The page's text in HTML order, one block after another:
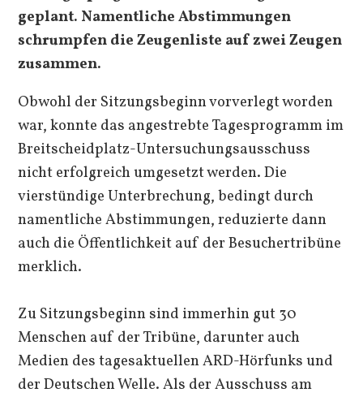
geplant. Namentliche Abstimmungen
schrumpfen die Zeugenliste auf zwei Zeugen
zusammen.
Obwohl der Sitzungsbeginn vorverlegt worden
war, konnte das angestrebte Tagesprogramm im
Breitscheidplatz-Untersuchungsausschuss
nicht erfolgreich umgesetzt werden. Die
vierstündige Unterbrechung, bedingt durch
namentliche Abstimmungen, reduzierte dann
auch die Öffentlichkeit auf der Besuchertribüne
merklich.
Zu Sitzungsbeginn sind immerhin gut 30
Menschen auf der Tribüne, darunter auch
Medien des tagesaktuellen ARD-Hörfunks und
der Deutschen Welle. Als der Ausschuss am